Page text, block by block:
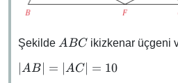
Şekilde ABC
ABC ikizkenar üçgeni
\abs{AB}
AB = AC∣ = 10